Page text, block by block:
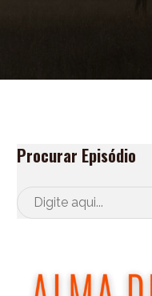
Procurar Episódio